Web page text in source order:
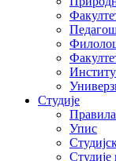
Студије
Упис